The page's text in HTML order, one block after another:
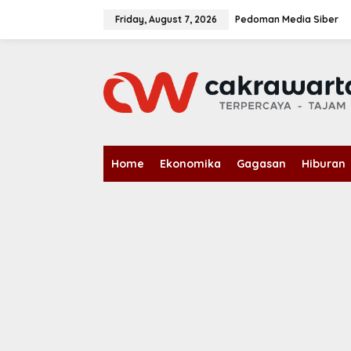
Friday, August 7, 2026 Pedoman Media Siber
Home Ekonomika Gagasan Hiburan